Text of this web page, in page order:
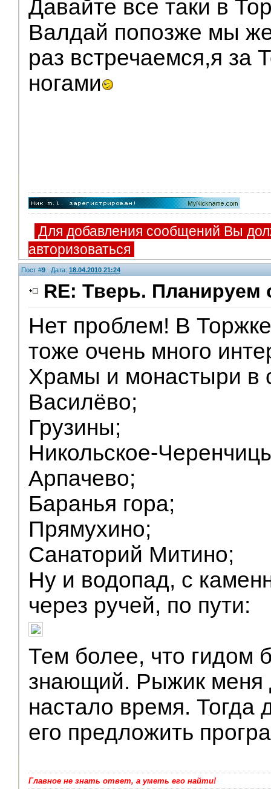
Давайте все таки в
Валдай попозже мы
раз встречаемся,я за
ногами
Для добавления сообщений Вы
авторизоваться
Пост #9 Дата: 18.04.2010 21:24
RE: Тверь. Планируем
Нет проблем! В
тоже очень много
Храмы и монастыри в
Василёво;
Грузины;
Никольское-
Арпачево;
Баранья гора;
Прямухино;
Санаторий Митино;
Ну и водопад, с
через ручей, по пути:
Тем более, что гидом
знающий. Рыжик меня
настало время. Тогда
его предложить
V.I.P.
Главное не знать ответ, а уметь его найти!